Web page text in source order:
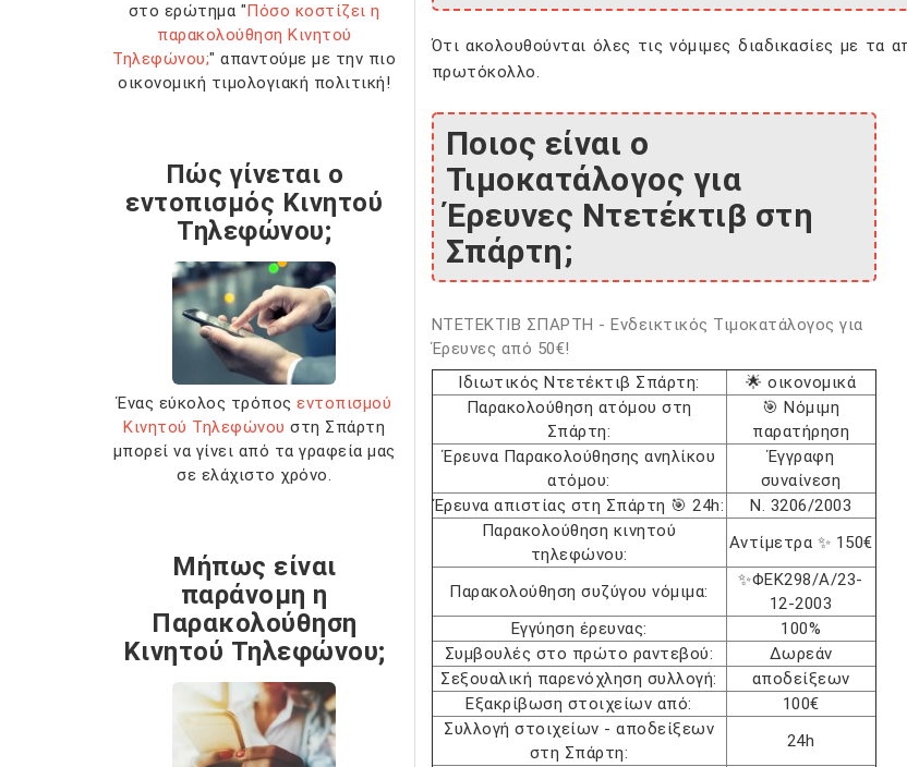
Ότι ακολουθούνται όλες τις νόμιμες διαδικασίες με τα
πρωτόκολλο.
Ποιος είναι ο
Τιμοκατάλογος για
Έρευνες Ντετέκτιβ στη
Σπάρτη;
ΝΤΕΤΕΚΤΙΒ ΣΠΑΡΤΗ - Ενδεικτικός Τιμοκατάλογος για
Έρευνες από 50€!
Ιδιωτικός Ντετέκτιβ Σπάρτη:
🌟 οικονομικά
Παρακολούθηση ατόμου στη
Σπάρτη:
🎯 Νόμιμη
παρατήρηση
Έρευνα Παρακολούθησης ανηλίκου
ατόμου:
Έγγραφη
συναίνεση
Έρευνα απιστίας στη Σπάρτη 🎯 24h:
Ν. 3206/2003
Παρακολούθηση κινητού
τηλεφώνου:
Αντίμετρα ✨ 150€
Παρακολούθηση συζύγου νόμιμα:
✨ΦΕΚ298/Α/23-
12-2003
Εγγύηση έρευνας:
100%
Συμβουλές στο πρώτο ραντεβού:
Δωρεάν
Σεξουαλική παρενόχληση συλλογή:
αποδείξεων
Εξακρίβωση στοιχείων από:
100€
Συλλογή στοιχείων - αποδείξεων
στη Σπάρτη:
24h
στο ερώτημα "Πόσο κοστίζει η
παρακολούθηση Κινητού
Τηλεφώνου;" απαντούμε με την πιο
οικονομική τιμολογιακή πολιτική!
Πώς γίνεται ο
εντοπισμός Κινητού
Τηλεφώνου;
Ένας εύκολος τρόποςεντοπισμού
Κινητού Τηλεφώνου στη Σπάρτη
μπορεί να γίνει από τα γραφεία μας
σε ελάχιστο χρόνο.
Μήπως είναι
παράνομη η
Παρακολούθηση
Κινητού Τηλεφώνου;